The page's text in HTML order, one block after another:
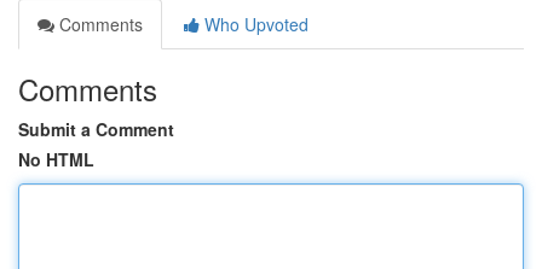
Comments
Who Upvoted
Comments
Submit a Comment
No HTML